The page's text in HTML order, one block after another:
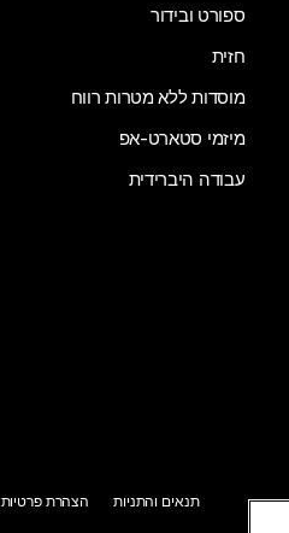
ספורט ובידור
חזית
מוסדות ללא מטרות רווח
מיזמי סטארט-אפ
עבודה היברידית
תנאים והתניות הצהרת פרטיות